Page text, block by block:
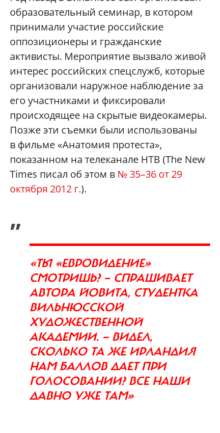
образовательный семинар, в котором
принимали участие российские
оппозиционеры и гражданские
активисты. Мероприятие вызвало живой
интерес российских спецслужб, которые
организовали наружное наблюдение за
его участниками и фиксировали
происходящее на скрытые видеокамеры.
Позже эти съемки были использованы
в фильме «Анатомия протеста»,
показанном на телеканале НТВ (The New
Times писал об этом в № 35–36 от 29
октября 2012 г.).
„
«ТЫ «ЕВРОВИДЕНИЕ»
СМОТРИШЬ? — СПРАШИВАЕТ
АВТОРА ЙОВИТА, СТУДЕНТКА
ВИЛЬНЮССКОЙ
ХУДОЖЕСТВЕННОЙ
АКАДЕМИИ. — ВИДЕЛ,
СКОЛЬКО ТА ЖЕ ИРЛАНДИЯ
НАМ БАЛЛОВ ДАЕТ ПРИ
ГОЛОСОВАНИИ? ВСЕ НАШИ
ДАВНО УЖЕ ТАМ»